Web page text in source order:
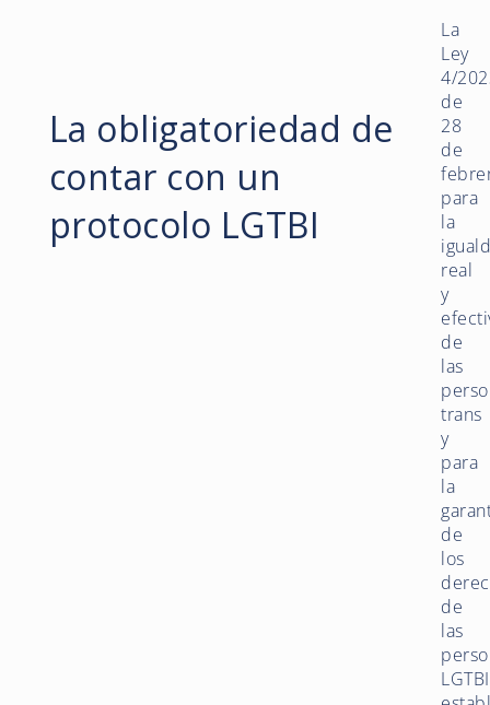
La obligatoriedad de
contar con un
protocolo LGTBI
La
Ley
4/
de
28
de
para
la
real
y
de
las
trans
y
para
la
de
los
de
las
LGTBI